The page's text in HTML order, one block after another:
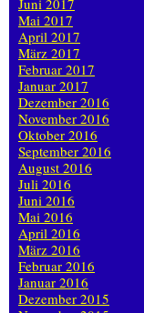
Juni 2017
Mai 2017
April 2017
März 2017
Februar 2017
Januar 2017
Dezember 2016
November 2016
Oktober 2016
September 2016
August 2016
Juli 2016
Juni 2016
Mai 2016
April 2016
März 2016
Februar 2016
Januar 2016
Dezember 2015